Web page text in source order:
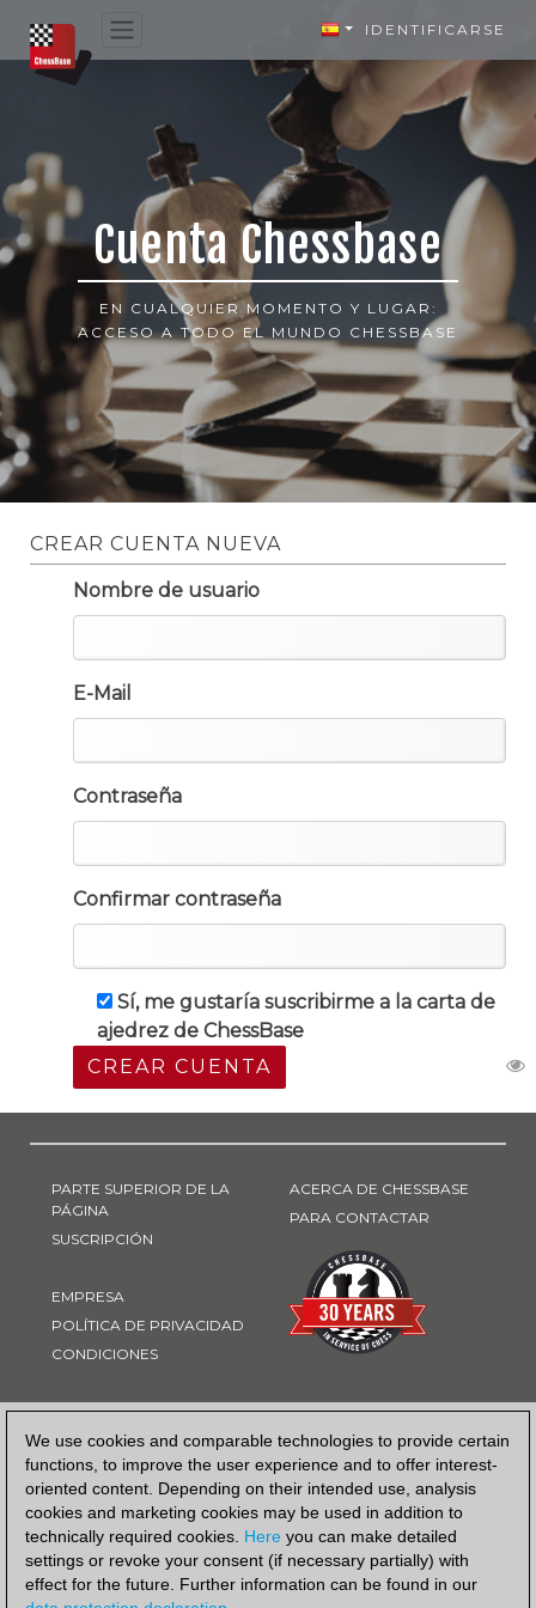
We use cookies and comparable technologies to provide certain
functions, to improve the user experience and to offer interest-
oriented content. Depending on their intended use, analysis
cookies and marketing cookies may be used in addition to
technically required cookies. Here you can make detailed
settings or revoke your consent (if necessary partially) with
effect for the future. Further information can be found in our
IDENTIFICARSE
Cuenta Chessbase
EN CUALQUIER MOMENTO Y LUGAR:
ACCESO A TODO EL MUNDO CHESSBASE
CREAR CUENTA NUEVA
Nombre de usuario
E-Mail
Contraseña
Confirmar contraseña
Sí, me gustaría suscribirme a la carta de
ajedrez de ChessBase
CREAR CUENTA
PARTE SUPERIOR DE LA
PÁGINA
SUSCRIPCIÓN
EMPRESA
POLÍTICA DE PRIVACIDAD
CONDICIONES
ACERCA DE CHESSBASE
PARA CONTACTAR
FORMA DE PAGO